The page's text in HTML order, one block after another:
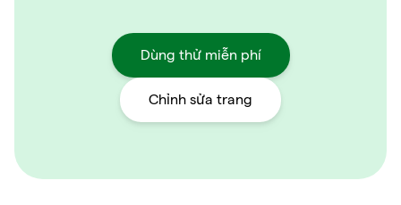
Dùng thử miễn phí
Chỉnh sửa trang